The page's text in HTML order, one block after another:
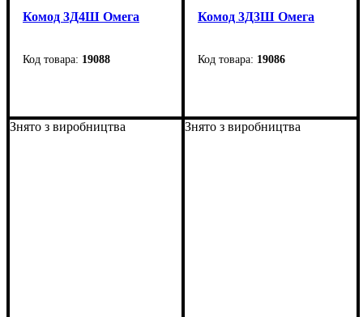
Комод 3Д4Ш Омега
19088
Высота: 89 см
Глубина: 36,6 см
Комод 3Д3Ш Омега
19086
Высота: 89 см
Глубина: 36,6 см
Знято з виробництва Знято з виробництва